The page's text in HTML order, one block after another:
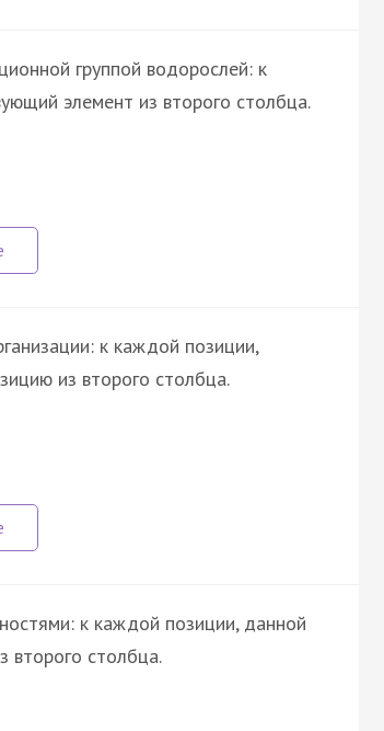
группой водорослей: к
элемент из второго столбца.
к каждой позиции,
из второго столбца.
к каждой позиции, данной
второго столбца.